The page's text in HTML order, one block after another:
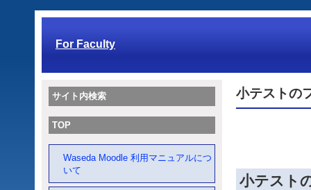
For Faculty
小テストの
小テスト
サイト内検索
TOP
Waseda Moodle 利用マニュアルにつ
いて